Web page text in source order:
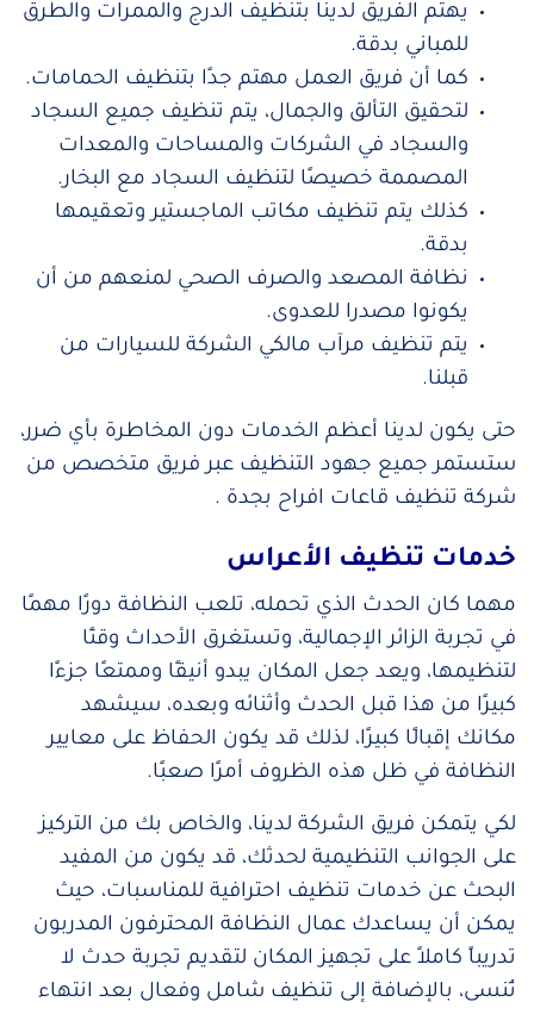
يهتم الفريق لدينا بتنظيف الدرج والممرات والطرق
للمباني بدقة.
كما أن فريق العمل مهتم جدًا بتنظيف الحمامات.
لتحقيق التألق والجمال، يتم تنظيف جميع السجاد
والسجاد في الشركات والمساحات والمعدات
المصممة خصيصًا لتنظيف السجاد مع البخار.
كذلك يتم تنظيف مكاتب الماجستير وتعقيمها
بدقة.
نظافة المصعد والصرف الصحي لمنعهم من أن
يكونوا مصدرا للعدوى.
يتم تنظيف مرآب مالكي الشركة للسيارات من
قبلنا.
حتى يكون لدينا أعظم الخدمات دون المخاطرة بأي ضرر،
ستستمر جميع جهود التنظيف عبر فريق متخصص من
شركة تنظيف قاعات افراح بجدة .
خدمات تنظيف الأعراس
مهما كان الحدث الذي تحمله، تلعب النظافة دورًا مهمًا
في تجربة الزائر الإجمالية، وتستغرق الأحداث وقتًا
لتنظيمها، ويعد جعل المكان يبدو أنيقًا وممتعًا جزءًا
كبيرًا من هذا قبل الحدث وأثنائه وبعده، سيشهد
مكانك إقبالًا كبيرًا، لذلك قد يكون الحفاظ على معايير
النظافة في ظل هذه الظروف أمرًا صعبًا.
لكي يتمكن فريق الشركة لدينا، والخاص بك من التركيز
على الجوانب التنظيمية لحدثك، قد يكون من المفيد
البحث عن خدمات تنظيف احترافية للمناسبات، حيث
يمكن أن يساعدك عمال النظافة المحترفون المدربون
تدريباً كاملاً على تجهيز المكان لتقديم تجربة حدث لا
تُنسى، بالإضافة إلى تنظيف شامل وفعال بعد انتهاء